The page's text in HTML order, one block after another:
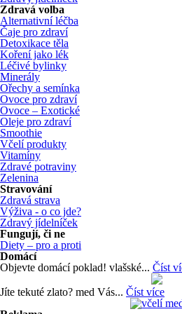
Zdravá volba
Alternativní léčba
Čaje pro zdraví
Detoxikace těla
Koření jako lék
Léčivé bylinky
Minerály
Ořechy a semínka
Ovoce pro zdraví
Ovoce – Exotické
Oleje pro zdraví
Smoothie
Včelí produkty
Vitamíny
Zdravé potraviny
Zelenina
Stravování
Zdravá strava
Výživa - o co jde?
Zdravý jídelníček
Fungují, či ne
Diety – pro a proti
Domácí
Objevte domácí poklad! vlašské... Číst
Jíte tekuté zlato? med Vás... Číst více